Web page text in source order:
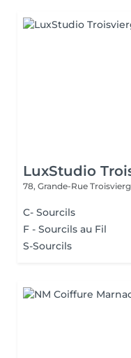
LuxStudio
78, Grande-Rue
C- Sourcils
F - Sourcils au Fil
S-Sourcils